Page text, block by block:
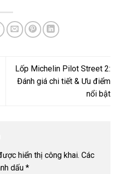
Lốp Michelin Pilot Street 2:
Đánh giá chi tiết & Ưu điểm
nổi bật
hiển thị công khai. Các
dấu *